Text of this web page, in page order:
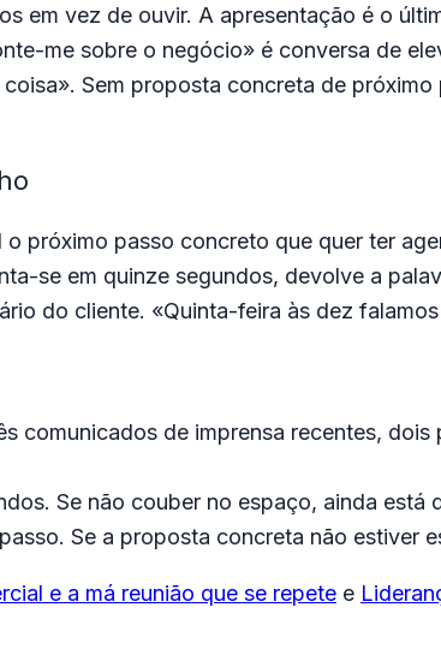
em vez de ouvir. A apresentação é o
me sobre o negócio» é conversa de
Sem proposta concreta de
próximo passo concreto que quer ter
se em quinze segundos, devolve a
do cliente. «Quinta-feira às dez
comunicados de imprensa recentes,
Se não couber no espaço, ainda está
Se a proposta concreta não estiver
e a má reunião que se repete e